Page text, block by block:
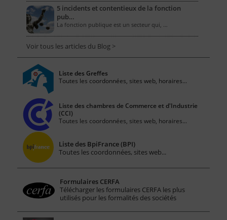
5 incidents et contentieux de la fonction
pub…
La fonction publique est un secteur qui, …
Voir tous les articles du Blog >
Liste des Greffes
Toutes les coordonnées, sites web, horaires...
Liste des chambres de Commerce et d'Industrie
(CCI)
Toutes les coordonnées, sites web, horaires...
Liste des BpiFrance (BPI)
Toutes les coordonnées, sites web...
Formulaires CERFA
Télécharger les formulaires CERFA les plus
utilisés pour les formalités des sociétés